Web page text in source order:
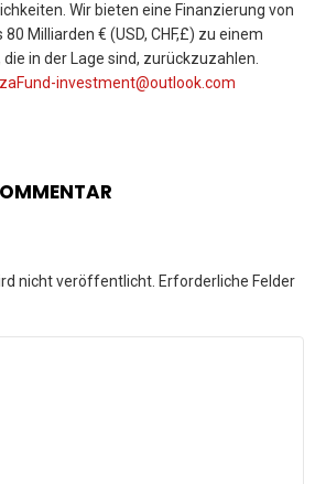
Wir bieten eine Finanzierung von
80 Milliarden € (USD, CHF,£) zu einem
in der Lage sind, zurückzuzahlen.
investment@outlook.com
nicht veröffentlicht. Erforderliche Felder